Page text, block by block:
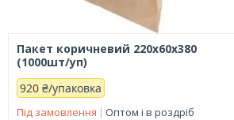
Пакет коричневий 220x60x380
(1000шт/уп)
920 ₴/упаковка
Під замовлення Оптом і в роздріб